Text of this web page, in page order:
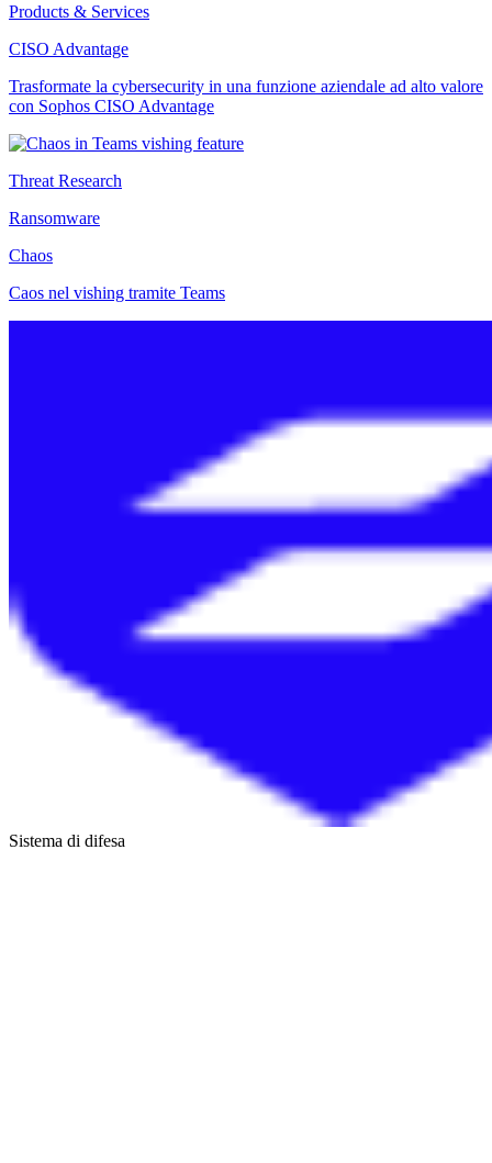
Products & Services
CISO Advantage
Trasformate la cybersecurity in una funzione aziendale ad alto valore
con Sophos CISO Advantage
Threat Research
Ransomware
Chaos
Caos nel vishing tramite Teams
Sistema di difesa